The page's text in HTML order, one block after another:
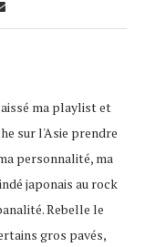
ma playlist et
sur l'Asie prendre
personnalité, ma
japonais au rock
Rebelle le
gros pavés,